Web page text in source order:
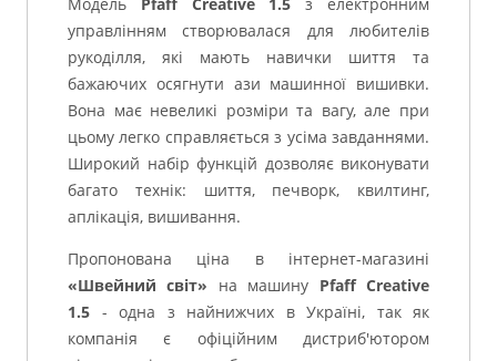
управлінням створювалася для любителів
рукоділля, які мають навички шиття та
бажаючих осягнути ази машинної вишивки.
Вона має невеликі розміри та вагу, але при
цьому легко справляється з усіма завданнями.
Широкий набір функцій дозволяє виконувати
багато технік: шиття, печворк, квилтинг,
аплікація, вишивання.
Пропонована ціна в інтернет-магазині
«Швейний світ» на машину Pfaff Creative
1.5 - одна з найнижчих в Україні, так як
компанія є офіційним дистриб'ютором